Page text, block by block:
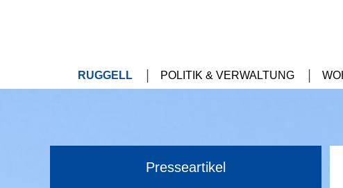
RUGGELL POLITIK & VERWALTUNG
Presseartikel